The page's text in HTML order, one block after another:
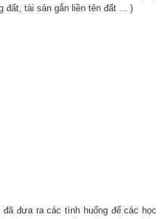
đất, tài sản gắn liền tên đất ... )
đưa ra các tình huống để các học